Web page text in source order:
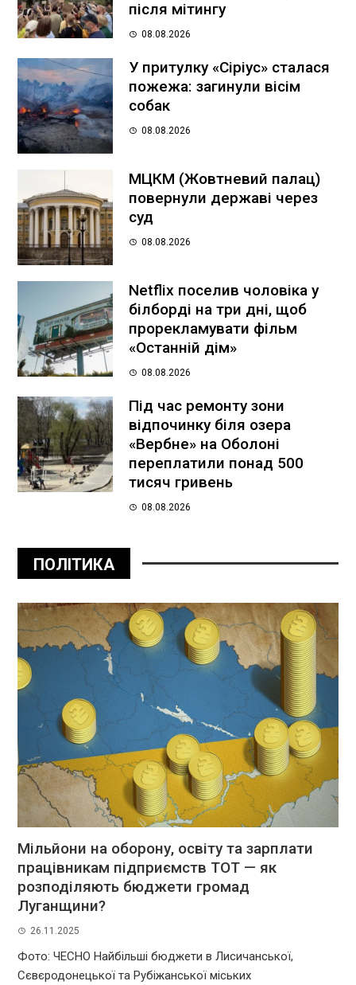
після мітингу
08.08.2026
У притулку «Сіріус» сталася
пожежа: загинули вісім
собак
08.08.2026
МЦКМ (Жовтневий палац)
повернули державі через
суд
08.08.2026
Netflix поселив чоловіка у
білборді на три дні, щоб
прорекламувати фільм
«Останній дім»
08.08.2026
Під час ремонту зони
відпочинку біля озера
«Вербне» на Оболоні
переплатили понад 500
тисяч гривень
08.08.2026
ПОЛІТИКА
Мільйони на оборону, освіту та зарплати
працівникам підприємств ТОТ — як
розподіляють бюджети громад
Луганщини?
26.11.2025
Фото: ЧЕСНО Найбільші бюджети в Лисичанської,
Сєвєродонецької та Рубіжанської міських